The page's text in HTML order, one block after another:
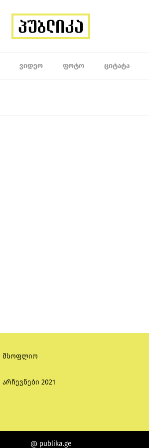
ᲕᲘᲓᲔᲝ ᲤᲝᲢᲝ ᲪᲘᲢᲐᲢᲐ
მსოფლიო
არჩევნები 2021
@ publika.ge